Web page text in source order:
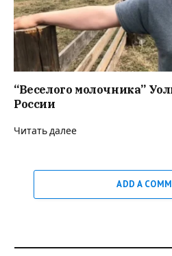
“Веселого молочника”
России
Читать далее
ADD A